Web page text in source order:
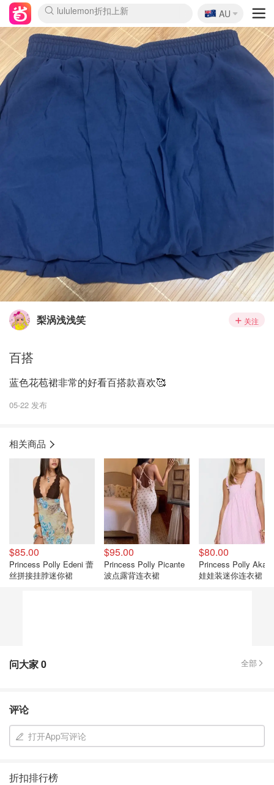
lululemon折扣上新
Sasa美妆护肤3.5折
SSENSE年中3折
FreshBeauty好价汇总
Cettire降价+叠9折
Farfetch折上8折
WWS Coles超市实拍
viagogo二手票捡漏
Myer清仓1折起
The Outnet奢牌1折起
David Jones 3折起
Flannels大牌1折
Perfumes Club护肤1折
AMIRO返校季6.2折
Oweek抽奖送Airpods
Amazon折扣汇总
eToro入金$200送$50
Amazon数码好物
ICONIC本周7.5折
ThedoubleF高奢地板价
Moose Knuckles 6折
丝芙兰5折起
EUFY官网3.7折起
Selenichast首饰2折
Trip机票酒店促销
YSL送5件彩妆礼
Amazon家居好物
BIGBANG巡演开票
David Jones时尚3折
Amazon美妆护肤
雅漾大喷$8
过敏原检测盒$33
伊索独家赠50ml沐浴露
科颜氏清仓3折
SEALIFE海洋馆门票6折
丝塔芙大白罐$16
订阅Newsletter送香薰
Cult Beauty 6.8折
Harrods圣诞日历2.3折
LN-CC奢牌私促3折
d'Alba空姐喷雾$16
EVE LOM套装逆天2折
Bernardelli独家4折
Adore Beauty 6折起
CT圣诞日历
Mytheresa奢品2.7折
Luxury Escapes 9折
Currentbody美容仪9折
MOON Garden Live
ALLSAINTS美衣3折
Roborock扫地机3.7折
Tingo Life水杯$24
Valentino官网5折
CR洗发护发6.3折
🇦🇺
AU
梨涡浅浅笑 关注
百搭
蓝色花苞裙非常的好看百搭款喜欢🥰
05-22 发布
相关商品
$85.00
Princess Polly Edeni 蕾
丝拼接挂脖迷你裙
$95.00
Princess Polly Picante
波点露背连衣裙
$80.00
Princess Polly
娃娃装迷你连衣裙
问大家0 全部
评论
打开App写评论
折扣排行榜